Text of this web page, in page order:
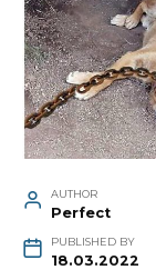
AUTHOR
Perfect
PUBLISHED BY
18.03.2022